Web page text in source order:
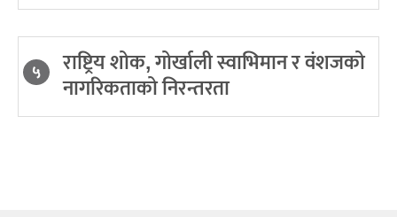
५ राष्ट्रिय शोक, गोर्खाली स्वाभिमान र वंशजको
नागरिकताको निरन्तरता